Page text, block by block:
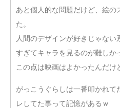
あと個人的な問題だけど、絵の
た。
人間のデザインが好きじゃな
すぎてキャラを見るのが難しか
この点は映画はよかったんだけ
がっこうぐらしは一番叩かれ
レしてた事って記憶があるｗ